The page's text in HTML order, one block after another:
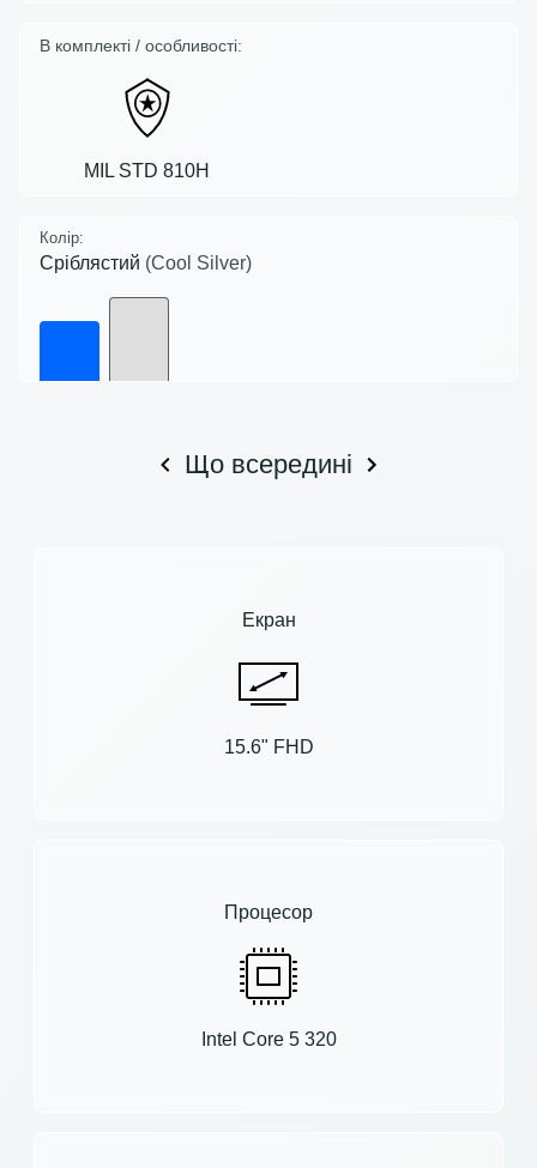
В комплекті / особливості:
MIL STD 810H
Колір:
Сріблястий (Cool Silver)
Що всередині
Екран
15.6" FHD
Процесор
Intel Core 5 320